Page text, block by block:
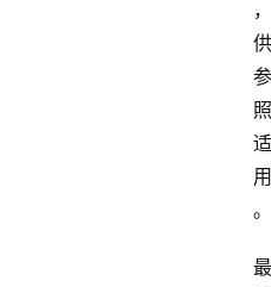
，
供
参
照
适
用
。
最